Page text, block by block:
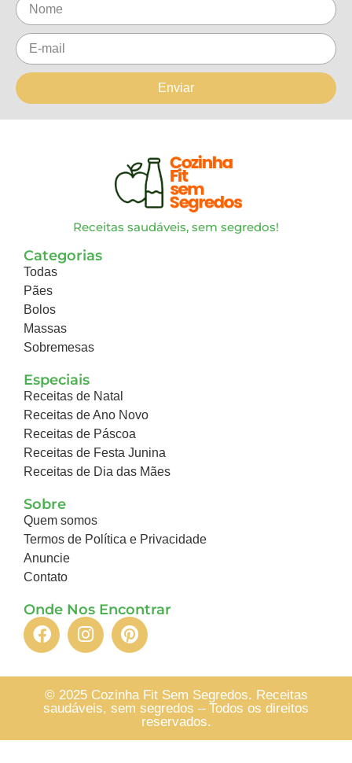
Enviar
Receitas saudáveis, sem segredos!
Categorias
Todas
Pães
Bolos
Massas
Sobremesas
Especiais
Receitas de Natal
Receitas de Ano Novo
Receitas de Páscoa
Receitas de Festa Junina
Receitas de Dia das Mães
Sobre
Quem somos
Termos de Política e Privacidade
Anuncie
Contato
Onde Nos Encontrar
© 2025 Cozinha Fit Sem Segredos. Receitas
saudáveis, sem segredos – Todos os direitos
reservados.